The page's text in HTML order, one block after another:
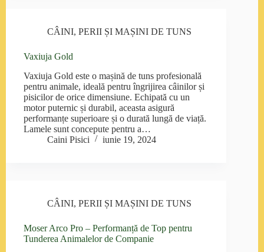
CÂINI, PERII ȘI MAȘINI DE TUNS
Vaxiuja Gold
Vaxiuja Gold este o mașină de tuns profesională
pentru animale, ideală pentru îngrijirea câinilor și
pisicilor de orice dimensiune. Echipată cu un
motor puternic și durabil, aceasta asigură
performanțe superioare și o durată lungă de viață.
Lamele sunt concepute pentru a…
Caini Pisici
iunie 19, 2024
CÂINI, PERII ȘI MAȘINI DE TUNS
Moser Arco Pro – Performanță de Top pentru
Tunderea Animalelor de Companie